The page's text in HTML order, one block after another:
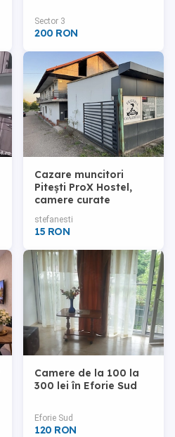
Sector 3
200 RON
Cazare muncitori
Pitești ProX Hostel,
camere curate
stefanesti
15 RON
Camere de la 100 la
300 lei în Eforie Sud
Eforie Sud
120 RON